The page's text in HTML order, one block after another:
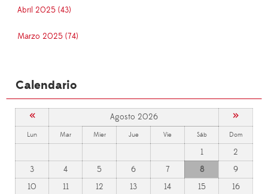
Abril 2025 (43)
Marzo 2025 (74)
Calendario
« Agosto 2026 »
Lun Mar Mier Jue Vie Sáb Dom
1
2
3
4 5 6 7 8
9
10
11 12 13 14 15
16